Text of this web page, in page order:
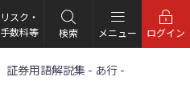
リスク・
手数料等
検索 メニュー ログイン
証券用語解説集 - あ行 -